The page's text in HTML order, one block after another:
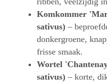
Komkommer
sativus) –
donkergroene,
frisse smaak.
Wortel
sativus) – korte,